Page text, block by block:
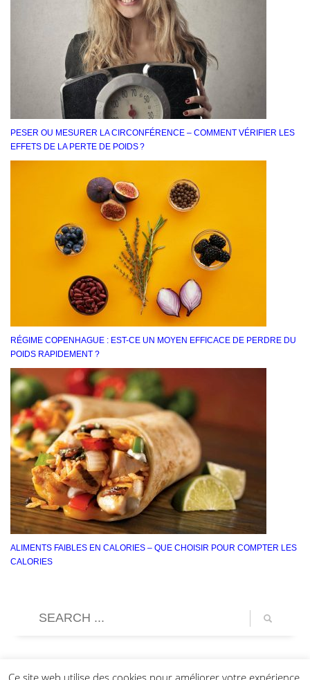
PESER OU MESURER LA CIRCONFÉRENCE – COMMENT VÉRIFIER LES
EFFETS DE LA PERTE DE POIDS ?
RÉGIME COPENHAGUE : EST-CE UN MOYEN EFFICACE DE PERDRE DU
POIDS RAPIDEMENT ?
ALIMENTS FAIBLES EN CALORIES – QUE CHOISIR POUR COMPTER LES
CALORIES
Ce site web utilise des cookies pour améliorer votre expérience.